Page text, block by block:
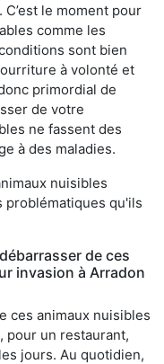
le moment pour
comme les
sont bien
à volonté et
primordial de
de votre
ne fassent des
à des maladies.
nuisibles
problématiques qu'ils
de ces
invasion à Arradon
ces animaux nuisibles
pour un restaurant,
jours. Au quotidien,